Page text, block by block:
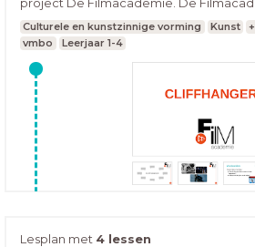
van filmhuis LUX en het Montessori
dit project zijn meerdere filmlessen
zetten zijn voor het vmbo. Ons advies is
het lesplan “Basislessen film” te
meerdere themalessen uitvoeren.
Culturele en kunstzinnige vorming Kunst
vmbo
Leerjaar 1-4
Lesplan met 4 lessen